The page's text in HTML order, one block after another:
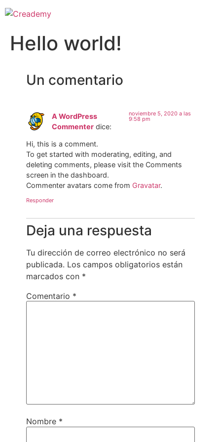
Hello world!
Un comentario
A WordPress
Commenter dice:
noviembre 5, 2020 a las
9:58 pm
Hi, this is a comment.
To get started with moderating, editing, and
deleting comments, please visit the Comments
screen in the dashboard.
Commenter avatars come from Gravatar.
Responder
Deja una respuesta
Tu dirección de correo electrónico no será
publicada. Los campos obligatorios están
marcados con *
Comentario *
Nombre *